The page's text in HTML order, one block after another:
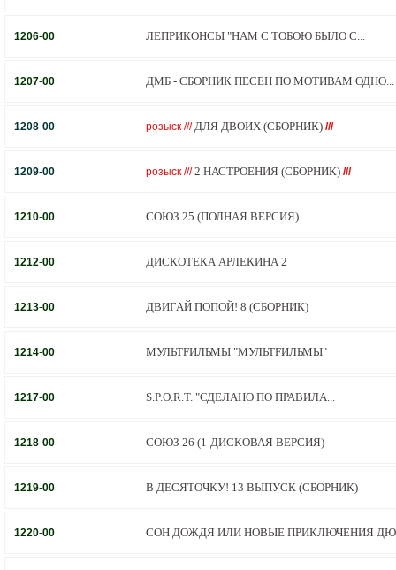
1206-00 ЛЕПРИКОНСЫ "НАМ С ТОБОЮ БЫЛО С...
1207-00 ДМБ - СБОРНИК ПЕСЕН ПО МОТИВАМ ОДНО...
1208-00 розыск ///ДЛЯ ДВОИХ (СБОРНИК) ///
1209-00 розыск ///2 НАСТРОЕНИЯ (СБОРНИК) ///
1210-00 СОЮЗ 25 (ПОЛНАЯ ВЕРСИЯ)
1212-00 ДИСКОТЕКА АРЛЕКИНА 2
1213-00 ДВИГАЙ ПОПОЙ! 8 (СБОРНИК)
1214-00 МУЛЬТFИЛЬМЫ "МУЛЬТFИЛЬМЫ"
1217-00 S.P.O.R.T. "СДЕЛАНО ПО ПРАВИЛА...
1218-00 СОЮЗ 26 (1-ДИСКОВАЯ ВЕРСИЯ)
1219-00 В ДЕСЯТОЧКУ! 13 ВЫПУСК (СБОРНИК)
1220-00 СОН ДОЖДЯ ИЛИ НОВЫЕ ПРИКЛЮЧЕНИЯ